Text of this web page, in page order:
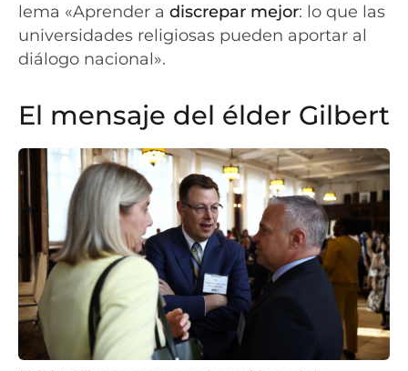
lema «Aprender a discrepar mejor: lo que las
universidades religiosas pueden aportar al
diálogo nacional».
El mensaje del élder Gilbert